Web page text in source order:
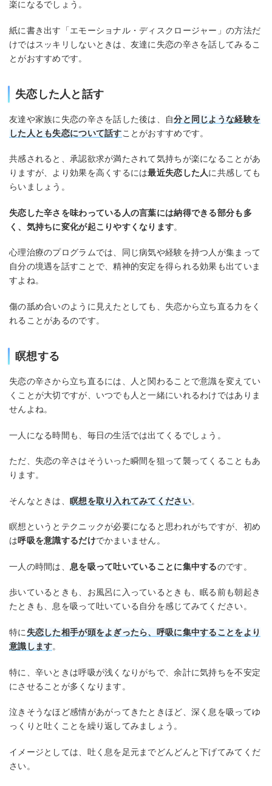
楽になるでしょう。
紙に書き出す「エモーショナル・ディスクロージャー」の方法だ
けではスッキリしないときは、友達に失恋の辛さを話してみるこ
とがおすすめです。
失恋した人と話す
友達や家族に失恋の辛さを話した後は、自分と同じような経験を
した人とも失恋について話すことがおすすめです。
共感されると、承認欲求が満たされて気持ちが楽になることがあ
りますが、より効果を高くするには最近失恋した人に共感しても
らいましょう。
失恋した辛さを味わっている人の言葉には納得できる部分も多
く、気持ちに変化が起こりやすくなります。
心理治療のプログラムでは、同じ病気や経験を持つ人が集まって
自分の境遇を話すことで、精神的安定を得られる効果も出ていま
すよね。
傷の舐め合いのように見えたとしても、失恋から立ち直る力をく
れることがあるのです。
瞑想する
失恋の辛さから立ち直るには、人と関わることで意識を変えてい
くことが大切ですが、いつでも人と一緒にいれるわけではありま
せんよね。
一人になる時間も、毎日の生活では出てくるでしょう。
ただ、失恋の辛さはそういった瞬間を狙って襲ってくることもあ
ります。
そんなときは、 瞑想を取り入れてみてください。
瞑想というとテクニックが必要になると思われがちですが、初め
は呼吸を意識するだけでかまいません。
一人の時間は、 息を吸って吐いていることに集中するのです。
歩いているときも、お風呂に入っているときも、眠る前も朝起き
たときも、息を吸って吐いている自分を感じてみてください。
特に 失恋した相手が頭をよぎったら、呼吸に集中することをより
意識します。
特に、辛いときは呼吸が浅くなりがちで、余計に気持ちを不安定
にさせることが多くなります。
泣きそうなほど感情があがってきたときほど、深く息を吸ってゆ
っくりと吐くことを繰り返してみましょう。
イメージとしては、吐く息を足元までどんどんと下げてみてくだ
さい。